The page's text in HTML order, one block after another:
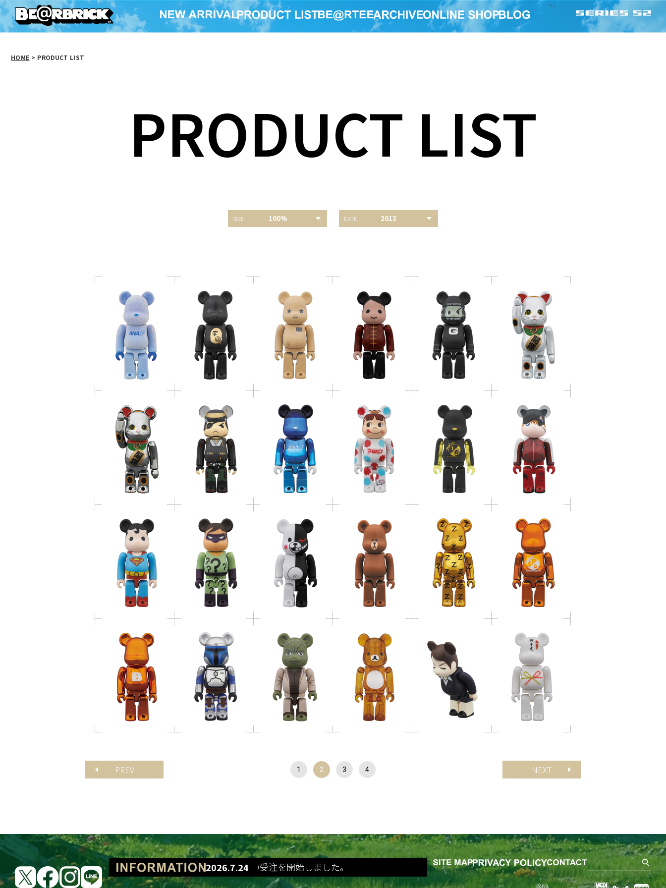
HOME > PRODUCT LIST
PRODUCT LIST
100% 2013
A BATHING APE(R) ×
24karats BE@RBRICK
BE@RBRICK
Amazon.co.jp version
BE@RBRICK グリーテ
ィング 結婚 CHINA
BE@RBRICK G-SHOCK
MAN DW-5600MT 100％
BE@RBRICK 招き猫 銀
メッキ
BE@RBRICK 伊達政宗
BE@RBRICK ANA クロ
ム グラデーション
BE@RBRICK 着ぐるみ
ペコちゃん & ポコちゃ
ん 2体セット
2013 NOVELTY
BE@RBRICK（ブラッ
ク × イエロークリア /
ブラック × レッドク
リア / ブラック × ブ
ルークリア）
BE@RBRICK 式波・ア
スカ・ラングレー（ジ
ャージ）
BE@RBRICK スーパー
マン
BE@RBRICK リドラー BE@RBRICK モノクマ
BE@RBRICK ブラウン
/ コニー / ムーン / ジ
ェームズ
BE@RBRICK Zikzin ゴ
ールド / シルバー
BE@RBRICK 1/6計画
ノベルティ オレンジ
メッキ
BE@RBRICK SERIES 26
BE@RBRICK STAR
WARS(TM) 2 PACK
JANGO FETT(TM) &
BOBA FETT(TM)
BE@RBRICK STAR
WARS(TM) 2 PACK
YODA(EP2) & CLONE
TROOPER(TM) (EP2)
BE@RBRICK リラック
マ・コリラックマ ク
リアカラーVer.
BE@RBRICK グリーテ
ィングSP 100% 申し
訳ございません SP
BE@RBRICK グリーテ
ィングSP 100% のし
SP
PREV 1 2 3 4 NEXT
2026.7.24
BE@RBRICK Lotso 400%の受注を開始しました。
2026.7.24
BE@RBRICK ロビン 400%の受注を開始しました。